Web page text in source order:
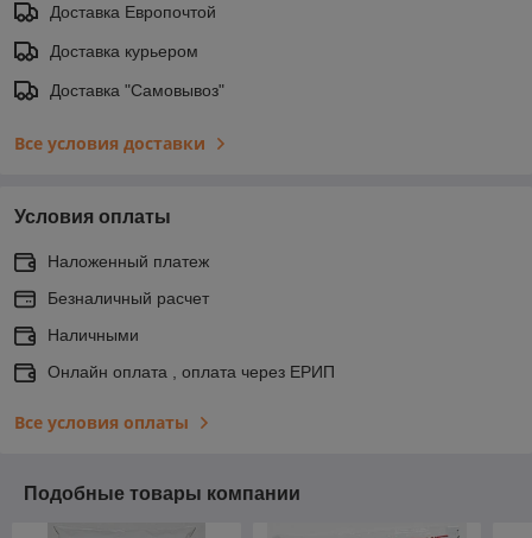
Доставка Европочтой
Доставка курьером
Доставка "Самовывоз"
Все условия доставки
Условия оплаты
Наложенный платеж
Безналичный расчет
Наличными
Онлайн оплата , оплата через ЕРИП
Все условия оплаты
Подобные товары компании